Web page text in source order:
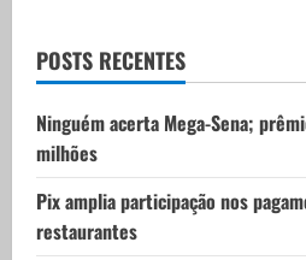
t
i
o
n
POSTS RECENTES
Ninguém acerta Mega-Sena;
milhões
Pix amplia participação nos
restaurantes